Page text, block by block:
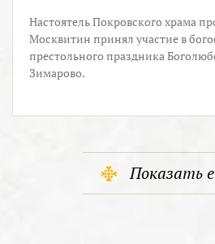
Настоятель Покровского храма
Москвитин принял участие в
престольного праздника
Зимарово.
Показать